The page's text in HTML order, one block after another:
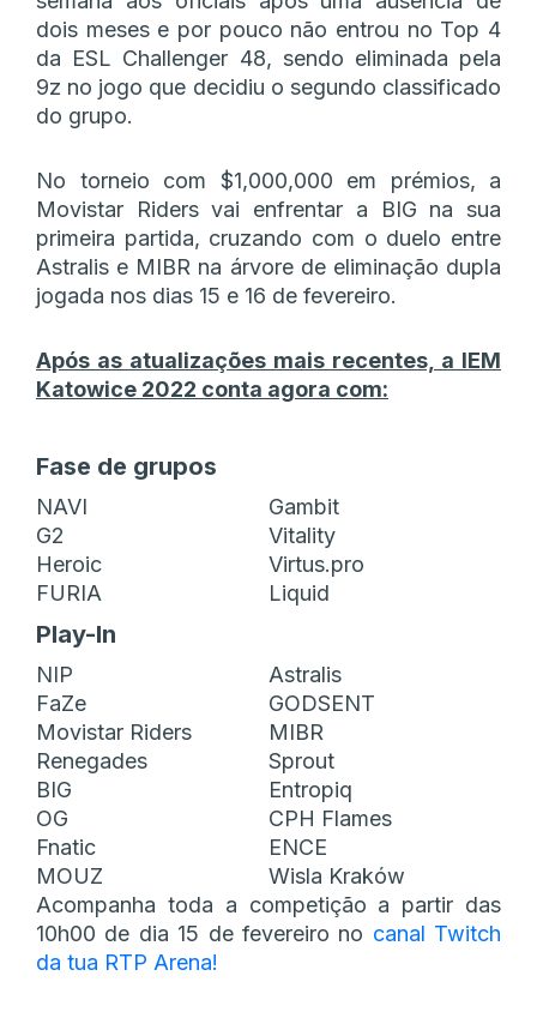
dois meses e por pouco não entrou no Top 4
da ESL Challenger 48, sendo eliminada pela
9z no jogo que decidiu o segundo classificado
do grupo.
No torneio com $1,000,000 em prémios, a
Movistar Riders vai enfrentar a BIG na sua
primeira partida, cruzando com o duelo entre
Astralis e MIBR na árvore de eliminação dupla
jogada nos dias 15 e 16 de fevereiro.
Após as atualizações mais recentes, a IEM
Katowice 2022 conta agora com:
Fase de grupos
NAVI
Gambit
G2
Vitality
Heroic
Virtus.pro
FURIA
Liquid
Play-In
NIP
Astralis
FaZe
GODSENT
Movistar Riders
MIBR
Renegades
Sprout
BIG
Entropiq
OG
CPH Flames
Fnatic
ENCE
MOUZ
Wisla Kraków
Acompanha toda a competição a partir das
10h00 de dia 15 de fevereiro no canal Twitch
da tua RTP Arena!